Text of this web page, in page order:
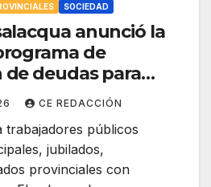
SOCIEDAD
anunció la
de
deudas para
CE REDACCIÓN
trabajadores públicos
jubilados,
provinciales con